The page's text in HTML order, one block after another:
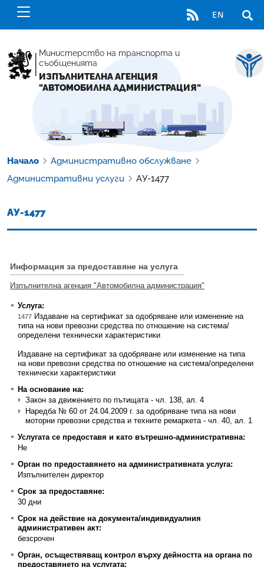
RSS EN
Министерство на транспорта и
съобщенията
ИЗПЪЛНИТЕЛНА АГЕНЦИЯ
"АВТОМОБИЛНА АДМИНИСТРАЦИЯ"
Начало
Административно обслужване
Административни услуги
АУ-1477
АУ-1477